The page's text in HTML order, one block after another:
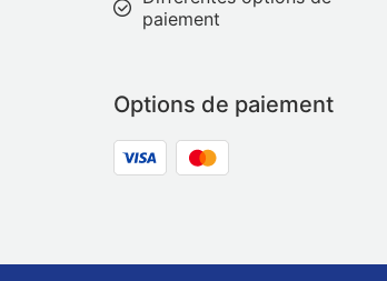
paiement
Options de paiement